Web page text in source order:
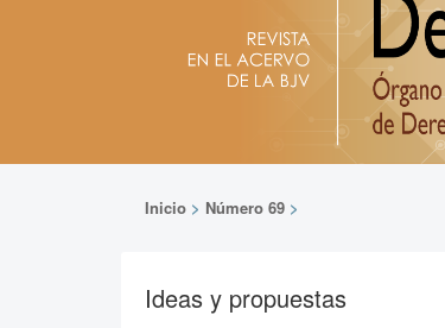
Inicio > Número 69 >
Ideas y propuestas